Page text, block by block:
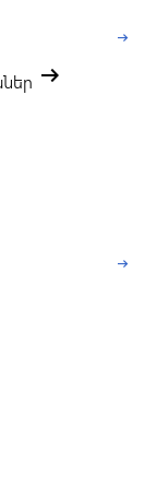
arrow_right_alt
arrow_right_alt
arrow_right_alt